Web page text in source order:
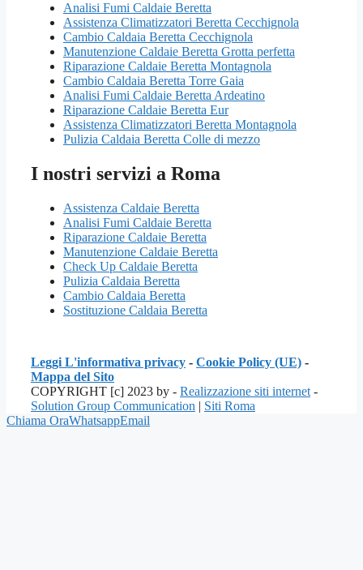
Analisi Fumi Caldaie Beretta
Assistenza Climatizzatori Beretta Cecchignola
Cambio Caldaia Beretta Cecchignola
Manutenzione Caldaie Beretta Grotta perfetta
Riparazione Caldaie Beretta Montagnola
Cambio Caldaia Beretta Torre Gaia
Analisi Fumi Caldaie Beretta Ardeatino
Riparazione Caldaie Beretta Eur
Assistenza Climatizzatori Beretta Montagnola
Pulizia Caldaia Beretta Colle di mezzo
I nostri servizi a Roma
Assistenza Caldaie Beretta
Analisi Fumi Caldaie Beretta
Riparazione Caldaie Beretta
Manutenzione Caldaie Beretta
Check Up Caldaie Beretta
Pulizia Caldaia Beretta
Cambio Caldaia Beretta
Sostituzione Caldaia Beretta
Leggi L'informativa privacy - Cookie Policy (UE) -
Mappa del Sito
COPYRIGHT [c] 2023 by - Realizzazione siti internet -
Solution Group Communication | Siti Roma
Chiama OraWhatsappEmail